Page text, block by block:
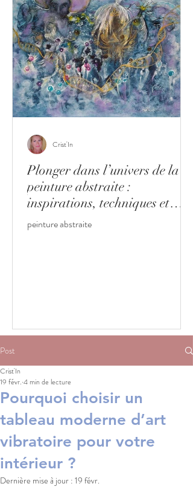
Plonger dans l’univers de la
peinture abstraite :
inspirations, techniques et
décoration
peinture abstraite
Crist'In
Post
Pourquoi choisir un
tableau moderne d’art
vibratoire pour votre
intérieur ?
Crist'In
19 févr. 4 min de lecture
Dernière mise à jour : 19 févr.